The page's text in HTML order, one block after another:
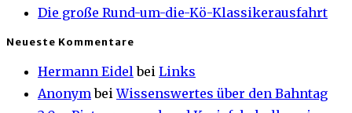
Die große Rund-um-die-Kö-Klassikerausfahrt
Neueste Kommentare
Hermann Eidelbei Links
AnonymbeiWissenswertes über den Bahntag